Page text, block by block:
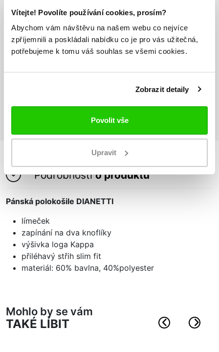
Vítejte! Povolíte používání cookies, prosím?
Abychom vám návštěvu na našem webu co nejvíce
zpříjemnili a poskládali nabídku co je pro vás užitečná,
potřebujeme k tomu váš souhlas se všemi cookies.
Zobrazit detaily
Povolit vše
Upravit
Odesíláme do 24h
Vše máme skladem
Doprava nad 1000 Kč
do 14 dnů ZDARMA
Podrobnostio produktu
Pánská polokošile DIANETTI
límeček
zapínání na dva knoflíky
výšivka loga Kappa
přiléhavý střih slim fit
materiál: 60% bavlna, 40%polyester
Mohlo by se vám
TAKÉ LÍBIT